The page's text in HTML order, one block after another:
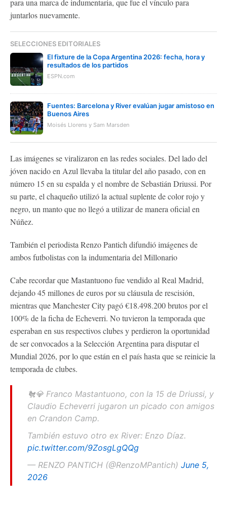
para una marca de indumentaria, que fue el vínculo para
juntarlos nuevamente.
SELECCIONES EDITORIALES
El fixture de la Copa Argentina 2026: fecha, hora y
resultados de los partidos
ESPN.com
Fuentes: Barcelona y River evalúan jugar amistoso en
Buenos Aires
Moisés Llorens y Sam Marsden
Las imágenes se viralizaron en las redes sociales. Del lado del
jóven nacido en Azul llevaba la titular del año pasado, con en
número 15 en su espalda y el nombre de Sebastián Driussi. Por
su parte, el chaqueño utilizó la actual suplente de color rojo y
negro, un manto que no llegó a utilizar de manera oficial en
Núñez.
También el periodista Renzo Pantich difundió imágenes de
ambos futbolistas con la indumentaria del Millonario
Cabe recordar que Mastantuono fue vendido al Real Madrid,
dejando 45 millones de euros por su cláusula de rescisión,
mientras que Manchester City pagó €18.498.200 brutos por el
100% de la ficha de Echeverri. No tuvieron la temporada que
esperaban en sus respectivos clubes y perdieron la oportunidad
de ser convocados a la Selección Argentina para disputar el
Mundial 2026, por lo que están en el país hasta que se reinicie la
temporada de clubes.
🐔💎 Franco Mastantuono, con la 15 de Driussi, y
Claudio Echeverri jugaron un picado con amigos
en Crandon Camp.
También estuvo otro ex River: Enzo Díaz.
pic.twitter.com/9ZosgLgQQg
— RENZO PANTICH (@RenzoMPantich) June 5,
2026